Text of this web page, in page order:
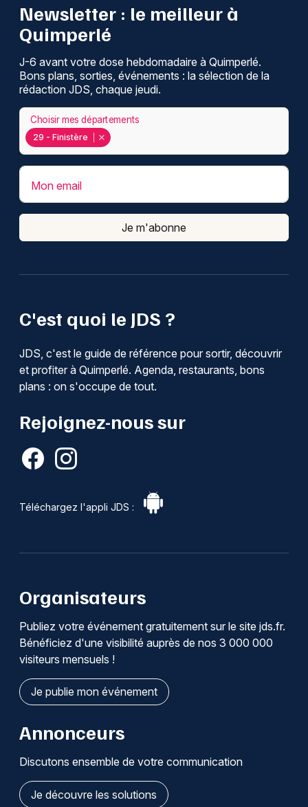
C'est quoi le JDS ?
JDS, c'est le guide de référence pour sortir, découvrir
et profiter à Quimperlé. Agenda, restaurants, bons
plans : on s'occupe de tout.
Rejoignez-nous sur
Téléchargez l'appli JDS :
Newsletter : le meilleur à
Quimperlé
J-6 avant votre dose hebdomadaire à Quimperlé.
Bons plans, sorties, événements : la sélection de la
rédaction JDS, chaque jeudi.
29 - Finistère
Choisir mes départements
Mon email
Je m'abonne
Organisateurs
Publiez votre événement gratuitement sur le site jds.fr.
Bénéficiez d'une visibilité auprès de nos 3 000 000
visiteurs mensuels !
Je publie mon événement
Annonceurs
Discutons ensemble de votre communication
Je découvre les solutions